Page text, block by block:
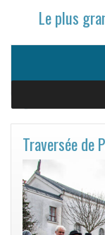
Le plus
Traversée de